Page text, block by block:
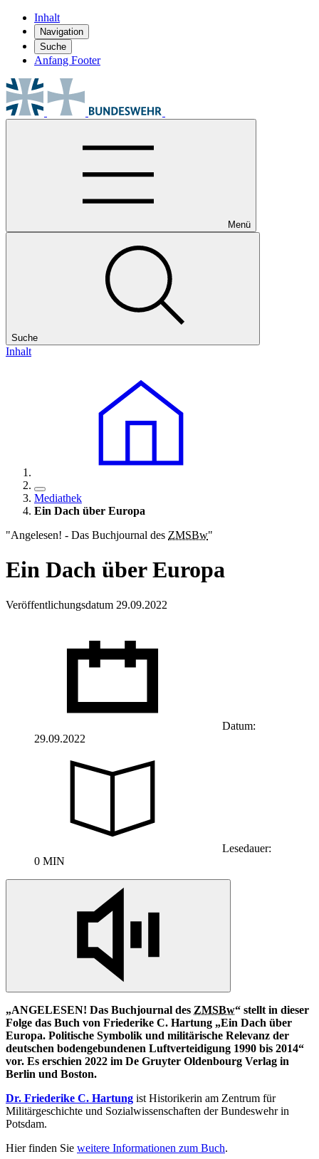
Inhalt
Navigation
Suche
Anfang Footer
Menü
Suche
Inhalt
Mediathek
Ein Dach über Europa
"Angelesen! - Das Buchjournal des ZMSBw"
Ein Dach über Europa
Veröffentlichungsdatum 29.09.2022
Datum:
29.09.2022
Lesedauer:
0 MIN
„ANGELESEN! Das Buchjournal des ZMSBw“ stellt in dieser
Folge das Buch von Friederike C. Hartung „Ein Dach über
Europa. Politische Symbolik und militärische Relevanz der
deutschen bodengebundenen Luftverteidigung 1990 bis 2014“
vor. Es erschien 2022 im De Gruyter Oldenbourg Verlag in
Berlin und Boston.
Dr. Friederike C. Hartung ist Historikerin am Zentrum für
Militärgeschichte und Sozialwissenschaften der Bundeswehrin
Potsdam.
Hier finden Sie weitere Informationen zum Buch.